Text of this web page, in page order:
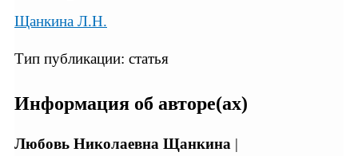
Щанкина Л.Н.
Тип публикации: статья
Информация об авторе(ах)
Любовь Николаевна Щанкина |